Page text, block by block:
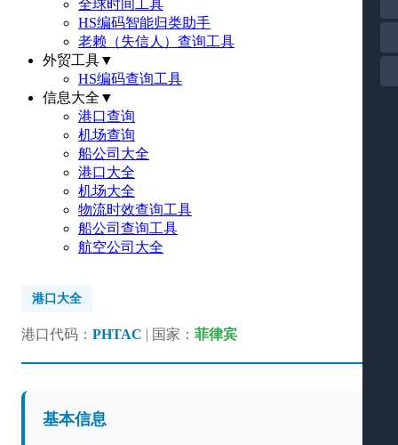
全球时间工具
HS编码智能归类助手
老赖（失信人）查询工具
外贸工具▼
HS编码查询工具
信息大全 ▼
港口查询
机场查询
船公司大全
港口大全
机场大全
物流时效查询工具
船公司查询工具
航空公司大全
港口大全
港口代码： PHTAC | 国家： 菲律宾
基本信息